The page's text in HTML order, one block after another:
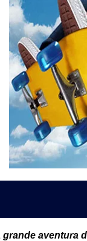
aventura